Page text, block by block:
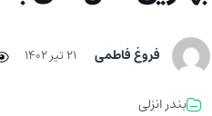
فروغ فاطمی ۲۱ تیر ۱۴۰۲
بندر انزلی